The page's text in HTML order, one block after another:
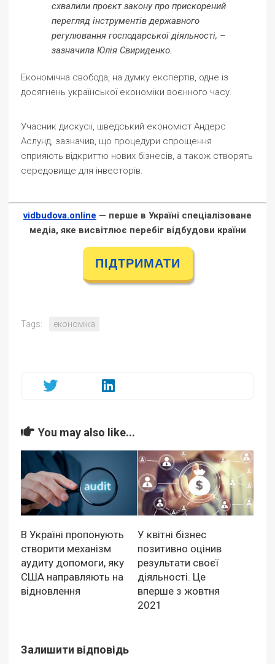
схвалили проєкт закону про прискорений
перегляд інструментів державного
регулювання господарської діяльності, –
зазначила Юлія Свириденко.
Економічна свобода, на думку експертів, одне із
досягнень української економіки воєнного часу.
Учасник дискусії, шведський економіст Андерс
Аслунд, зазначив, що процедури спрощення
сприяють відкриттю нових бізнесів, а також створять
середовище для інвесторів.
vidbudova.online — перше в Україні спеціалізоване
медіа, яке висвітлює перебіг відбудови країни
ПІДТРИМАТИ
Tags: економіка
You may also like...
В Україні пропонують
створити механізм
аудиту допомоги, яку
США направляють на
відновлення
У квітні бізнес
позитивно оцінив
результати своєї
діяльності. Це
вперше з жовтня
2021
Залишити відповідь